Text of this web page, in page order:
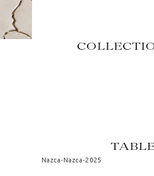
Nazca-Nazca-2025